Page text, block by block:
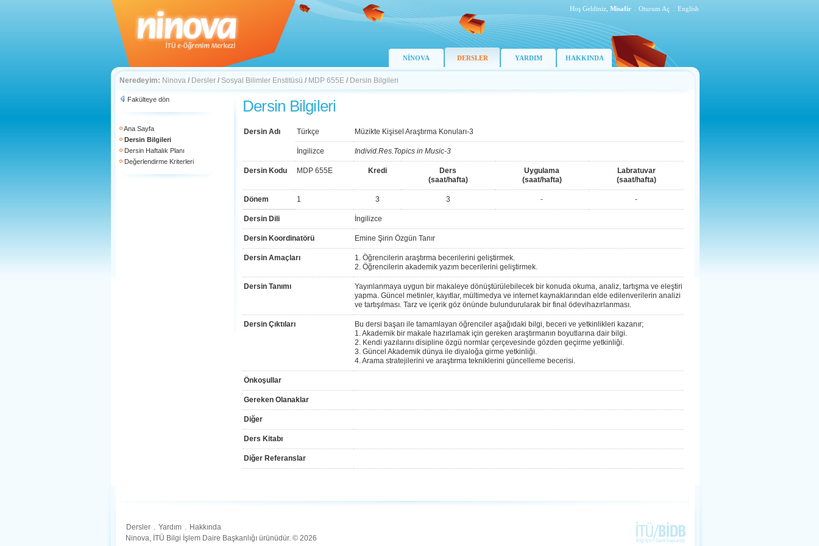
Hoş Geldiniz, Misafir Oturum Aç English
NİNOVA DERSLER YARDIM HAKKINDA
Neredeyim: Ninova / Dersler / Sosyal Bilimler Enstitüsü / MDP 655E / Dersin Bilgileri
Fakülteye dön
Ana Sayfa
Dersin Bilgileri
Dersin Haftalık Planı
Değerlendirme Kriterleri
Dersin Bilgileri
Dersin Adı Türkçe Müzikte Kişisel Araştırma Konuları-3
İngilizce Individ.Res.Topics in Music-3
Dersin Kodu MDP 655E Kredi
Ders
(saat/hafta)
Uygulama
(saat/hafta)
Labratuvar
(saat/hafta)
Dönem 1 3 3 - -
Dersin Dili İngilizce
Dersin Koordinatörü Emine Şirin Özgün Tanır
Dersin Amaçları
1. Öğrencilerin araştırma becerilerini geliştirmek.
2. Öğrencilerin akademik yazım becerilerini geliştirmek.
Dersin Tanımı
Yayınlanmaya uygun bir makaleye dönüştürülebilecek bir konuda okuma, analiz, tartışma ve eleştiri
yapma. Güncel metinler, kayıtlar, mültimedya ve internet kaynaklarından elde edilenverilerin analizi
ve tartışılması. Tarz ve içerik göz önünde bulundurularak bir final ödevihazırlanması.
Dersin Çıktıları
Bu dersi başarı ile tamamlayan öğrenciler aşağıdaki bilgi, beceri ve yetkinlikleri kazanır;
1. Akademik bir makale hazırlamak için gereken araştırmanın boyutlarına dair bilgi.
2. Kendi yazılarını disipline özgü normlar çerçevesinde gözden geçirme yetkinliği.
3. Güncel Akademik dünya ile diyaloğa girme yetkinliği.
4. Arama stratejilerini ve araştırma tekniklerini güncelleme becerisi.
Önkoşullar
Gereken Olanaklar
Diğer
Ders Kitabı
Diğer Referanslar
Dersler . Yardım . Hakkında
Ninova, İTÜ Bilgi İşlem Daire Başkanlığı ürünüdür. © 2026